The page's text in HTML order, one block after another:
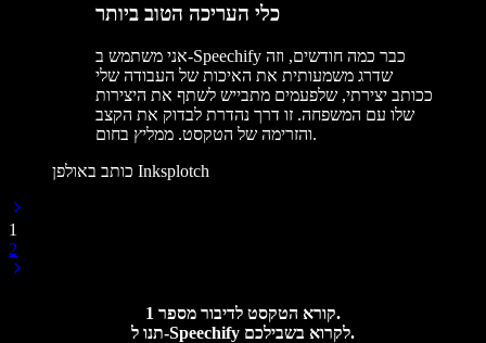
כלי העריכה הטוב ביותר
אני משתמש ב‑Speechify כבר כמה חודשים, וזה
שדרג משמעותית את האיכות של העבודה שלי
ככותב יצירתי, שלפעמים מתבייש לשתף את היצירות
שלו עם המשפחה. זו דרך נהדרת לבדוק את הקצב
והזרימה של הטקסט. ממליץ בחום.
כותב באולפן Inksplotch
1
2
קורא הטקסט לדיבור מספר 1.
תנו ל-Speechify לקרוא בשבילכם.